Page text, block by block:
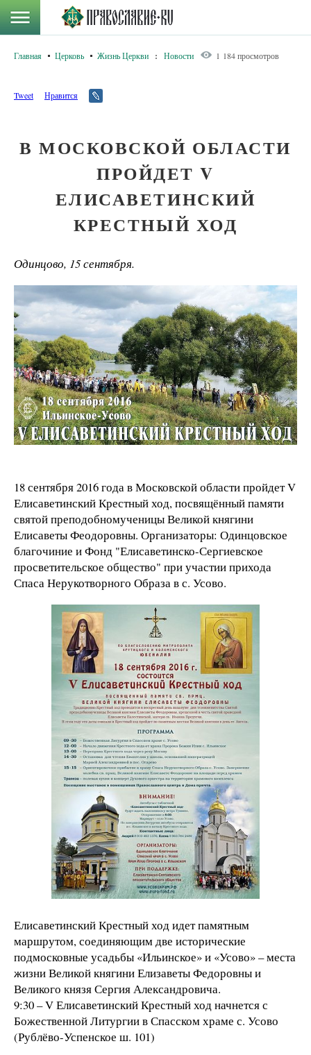
Главная Церковь Жизнь Церкви : Новости 1 184 просмотров
Tweet Нравится
В МОСКОВСКОЙ ОБЛАСТИ
ПРОЙДЕТ V
ЕЛИСАВЕТИНСКИЙ
КРЕСТНЫЙ ХОД
Одинцово, 15 сентября.
18 сентября 2016 года в Московской области пройдет V
Елисаветинский Крестный ход, посвящённый памяти
святой преподобномученицы Великой княгини
Елисаветы Феодоровны. Организаторы: Одинцовское
благочиние и Фонд "Елисаветинско-Сергиевское
просветительское общество" при участии прихода
Спаса Нерукотворного Образа в с. Усово.
Елисаветинский Крестный ход идет памятным
маршрутом, соединяющим две исторические
подмосковные усадьбы «Ильинское» и «Усово» – места
жизни Великой княгини Елизаветы Федоровны и
Великого князя Сергия Александровича.
9:30 – V Елисаветинский Крестный ход начнется с
Божественной Литургии в Спасском храме с. Усово
(Рублёво-Успенское ш. 101)